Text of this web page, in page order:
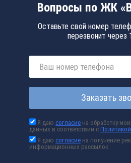
Вопросы по ЖК
Оставьте свой номер
перезвонит через
Заказать
Я даюсогласие на обработку
данных в соответствии с
Я даюсогласие на получение
информационных рассылок